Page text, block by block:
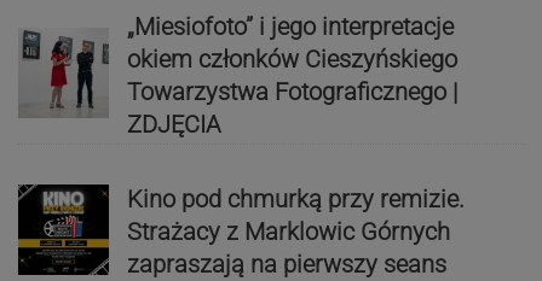
„Miesiofoto” i jego interpretacje
okiem członków Cieszyńskiego
Towarzystwa Fotograficznego |
ZDJĘCIA
Kino pod chmurką przy remizie.
Strażacy z Marklowic Górnych
zapraszają na pierwszy seans